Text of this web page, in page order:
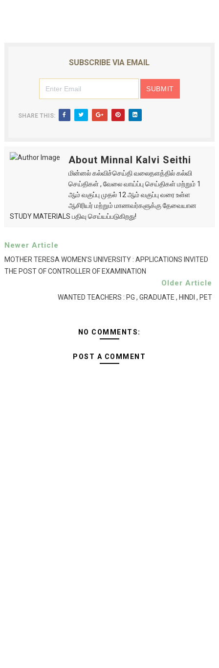
SUBSCRIBE VIA EMAIL
SHARE THIS:
About Minnal Kalvi Seithi
மின்னல் கல்விச்செய்தி வலைதளத்தில் கல்வி
செய்திகள் , வேலை வாய்ப்பு செய்திகள் மற்றும் 1
ஆம் வகுப்பு முதல் 12 ஆம் வகுப்பு வரை உள்ள
ஆசிரியர் மற்றும் மாணவர்களுக்கு தேவையான
STUDY MATERIALS பதிவு செய்யப்படுகிறது!
Newer Article
MOTHER TERESA WOMEN'S UNIVERSITY : APPLICATIONS INVITED
THE POST OF CONTROLLER OF EXAMINATION
Older Article
WANTED TEACHERS : PG , GRADUATE , HINDI , PET
NO COMMENTS:
POST A COMMENT